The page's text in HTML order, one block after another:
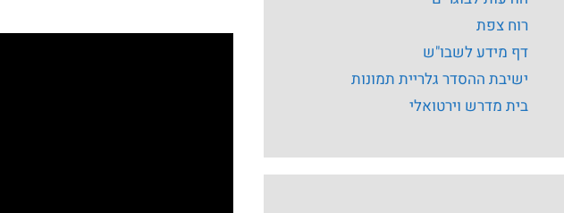
רוח צפת
דף מידע לשבו"ש
ישיבת ההסדר גלריית תמונות
בית מדרש וירטואלי